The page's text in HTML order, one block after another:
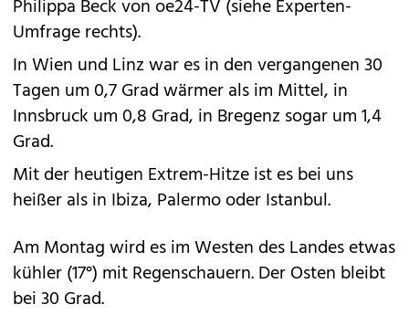
Philippa Beck von oe24-TV (siehe Experten-
Umfrage rechts).
In Wien und Linz war es in den vergangenen 30
Tagen um 0,7 Grad wärmer als im Mittel, in
Innsbruck um 0,8 Grad, in Bregenz sogar um 1,4
Grad.
Mit der heutigen Extrem-Hitze ist es bei uns
heißer als in Ibiza, Palermo oder ­Istanbul.
Am Montag wird es im Westen des Landes etwas
kühler (17°) mit Regenschauern. Der Osten bleibt
bei 30 Grad.